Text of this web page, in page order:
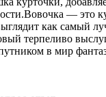
— это
как самый
терпеливо
в мир